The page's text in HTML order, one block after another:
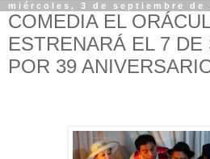
miércoles, 3 de septiembre de
COMEDIA EL
ESTRENARÁ EL 7
POR 39